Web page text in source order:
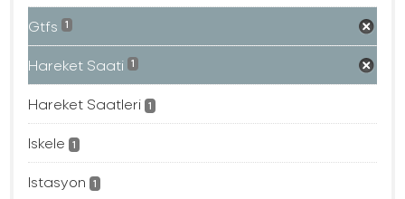
Gtfs 1
Hareket Saati 1
Hareket Saatleri 1
Iskele 1
Istasyon 1